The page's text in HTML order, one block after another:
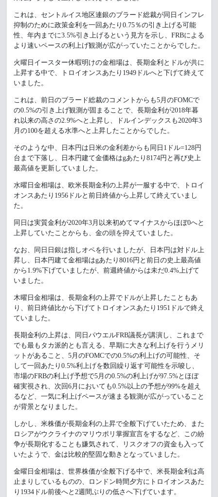
これは、セントルイス地区連銀のブラード総裁が同日インフレ
抑制のために政策金利を一回あたり0.75％の引き上げる可能
性、年内までに3.5%引き上げるという見方を示し、FRBによる
より速いペースの利上げ観測が広がっていたことからでした。
火曜日イースター休暇明けの金相場は、長期金利とドルが共に
上昇する中で、トロイオンスあたり1949ドルへと下げて終えて
いました。
これは、前日のブラード総裁のコメントからも5月のFOMCで
の0.5%の引き上げ観測が固まることで、長期金利が2018年暮
れ以来の高さの2.9%へと上昇し、ドルインデックスも2020年3
月の100を超える水準へと上昇したことからでした。
そのような中、日本円は日米の金利差からも同日1ドル=128円
台まで下落し、日本円建て金価格はgあたり8174円と再び史上
最高値を更新していました。
水曜日金相場は、欧米長期金利の上昇が一服する中で、トロイ
オンスあたり1956ドルと前日終値から上昇して終えていまし
た。
同日は実質金利が2020年3月以来初めてマイナスからほぼ0へと
上昇していたことからも、金の頭を抑えていました。
なお、同日日銀は指しオペを行いましたが、日本円は対ドル上
昇し、日本円建て金相場はgあたり8016円と前日の史上最高値
から1.9%下げていましたが、前週終値からは未だ0.4%上げて
いました。
木曜日金相場は、長期金利の上昇でドルが上昇したこともあ
り、前日終値比から下げてトロイオンスあたり1951ドルで終え
ていました。
長期金利の上昇は、同日パウエルFRB議長が講演し、これまで
でも最もタカ派的とも言える、早期に大きな利上げを行うメリ
ットがあること、5月のFOMCでの0.5%の利上げの可能性、そ
して一回あたり0.5%利上げを数回繰り返す可能性を示唆し、
市場のFRBの利上げ予想で5月の0.5%の利上げが97.5%とほぼ
確実視され、次回6月においても0.5%以上の予想が99%を超え
るなど、一気に利上げペースが速まる観測が広がっていること
が背景となりました。
しかし、米株価が長期金利の上昇で全般下げていたため、また
ロシアがウクライナのマリウポリ掌握宣言をするなど、この紛
争が長期化することも嫌気されて、リスクオフの資金も入って
いたようで、金は比較的堅固な動きとなっていました。
金曜日金相場は、世界株価が全般下げる中で、米長期金利は高
止まりしているものの、ロンドン時間夕方にトロイオンスあた
り1934ドル前後へと2週間ぶりの低さへ下げています。